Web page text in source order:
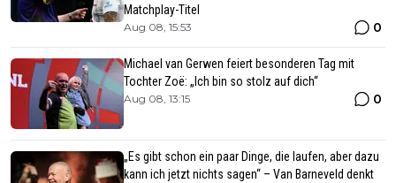
Matchplay-Titel
Aug 08, 15:53 0
Michael van Gerwen feiert besonderen Tag mit
Tochter Zoë: „Ich bin so stolz auf dich“
Aug 08, 13:15 0
„Es gibt schon ein paar Dinge, die laufen, aber dazu
kann ich jetzt nichts sagen“ – Van Barneveld denkt